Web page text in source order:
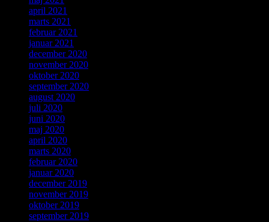
april 2021
marts 2021
februar 2021
januar 2021
december 2020
november 2020
oktober 2020
september 2020
august 2020
juli 2020
juni 2020
maj 2020
april 2020
marts 2020
februar 2020
januar 2020
december 2019
november 2019
oktober 2019
september 2019